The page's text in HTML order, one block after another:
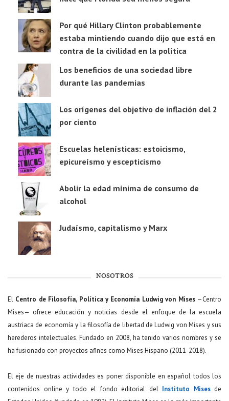
Por qué Hillary Clinton probablemente
estaba mintiendo cuando dijo que está en
contra de la civilidad en la política
Los beneficios de una sociedad libre
durante las pandemias
Los orígenes del objetivo de inflación del 2
por ciento
Escuelas helenísticas: estoicismo,
epicureísmo y escepticismo
Abolir la edad mínima de consumo de
alcohol
Judaísmo, capitalismo y Marx
NOSOTROS
El Centro de Filosofía, Política y Economía Ludwig von Mises—Centro
Mises— ofrece educación y noticias desde el enfoque de la escuela
austriaca de economía y la filosofía de libertad de Ludwig von Mises y sus
herederos intelectuales. Fundado en 2008, ha tenido varios nombres y se
ha fusionado con proyectos afines como Mises Hispano (2011-2018).
El eje de nuestras actividades es poner disponible en español todos los
contenidos online y todo el fondo editorial del Instituto Misesde